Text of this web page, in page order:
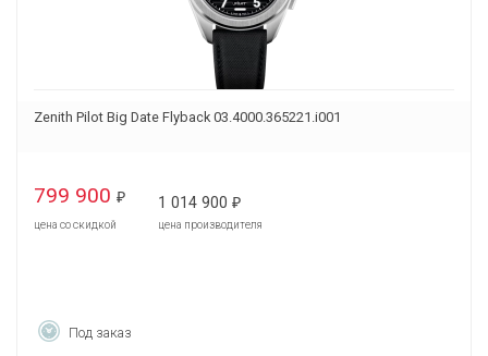
Zenith Pilot Big Date Flyback 03.4000.365221.i001
799 900 ₽
цена со скидкой
1 014 900 ₽
цена производителя
Под заказ